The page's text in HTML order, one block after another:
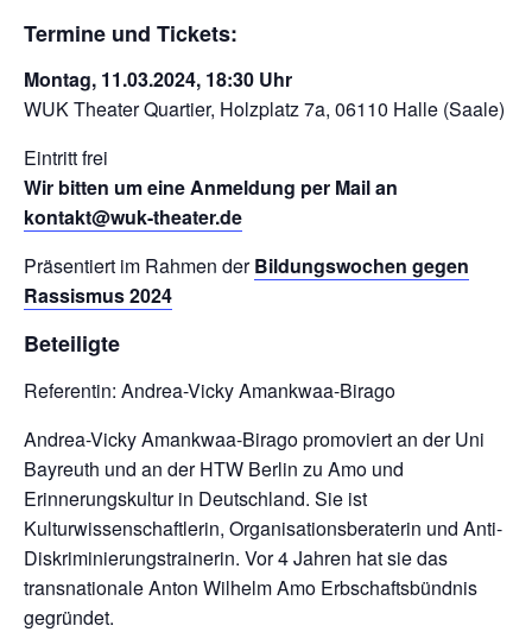
Termine und Tickets:
Montag, 11.03.2024, 18:30 Uhr
WUK Theater Quartier, Holzplatz 7a, 06110 Halle (Saale)
Eintritt frei
Wir bitten um eine Anmeldung per Mail an
kontakt@wuk-theater.de
Präsentiert im Rahmen derBildungswochen gegen
Rassismus 2024
Beteiligte
Referentin: Andrea-Vicky Amankwaa-Birago
Andrea-Vicky Amankwaa-Birago promoviert an der Uni
Bayreuth und an der HTW Berlin zu Amo und
Erinnerungskultur in Deutschland. Sie ist
Kulturwissenschaftlerin, Organisationsberaterin und Anti-
Diskriminierungstrainerin. Vor 4 Jahren hat sie das
transnationale Anton Wilhelm Amo Erbschaftsbündnis
gegründet.